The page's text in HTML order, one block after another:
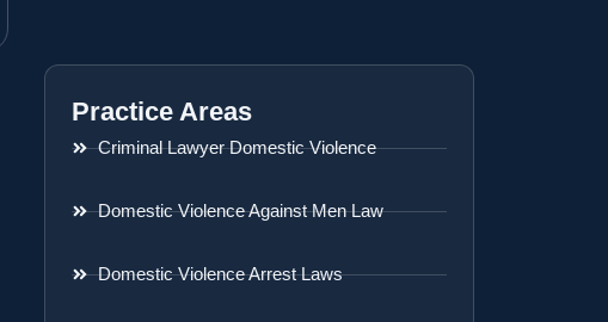
Practice Areas
Criminal Lawyer Domestic Violence
Domestic Violence Against Men Law
Domestic Violence Arrest Laws